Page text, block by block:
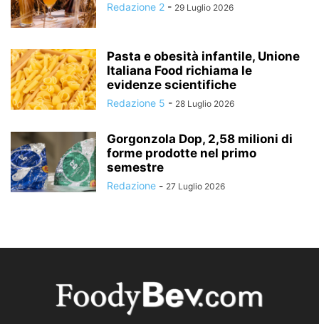
Redazione 2 - 29 Luglio 2026
Pasta e obesità infantile, Unione
Italiana Food richiama le
evidenze scientifiche
Redazione 5 - 28 Luglio 2026
Gorgonzola Dop, 2,58 milioni di
forme prodotte nel primo
semestre
Redazione - 27 Luglio 2026